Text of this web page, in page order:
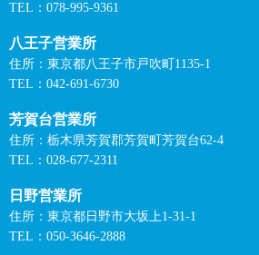
TEL：078-995-9361
八王子営業所
住所：東京都八王子市戸吹町1135-1
TEL：042-691-6730
芳賀台営業所
住所：栃木県芳賀郡芳賀町芳賀台62-4
TEL：028-677-2311
日野営業所
住所：東京都日野市大坂上1-31-1
TEL：050-3646-2888